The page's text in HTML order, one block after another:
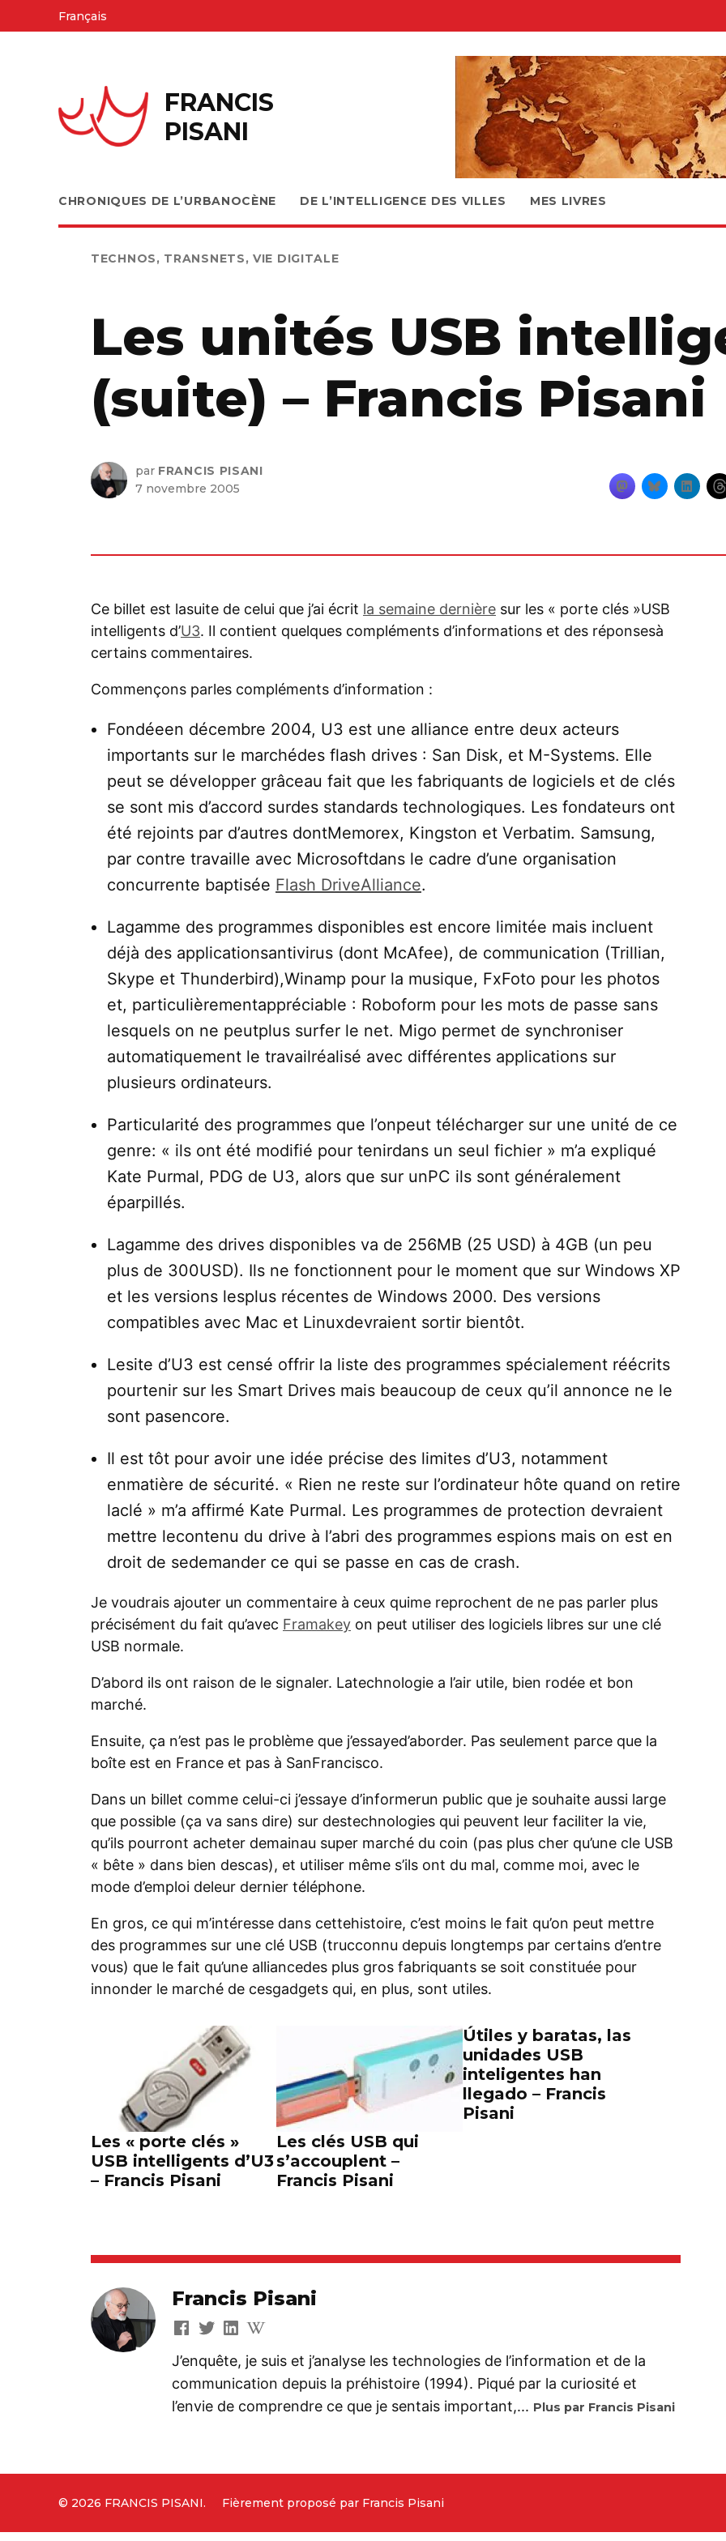
to
Français
FRANCIS
PISANI
CHRONIQUES DE L’URBANOCÈNE DE L’INTELLIGENCE DES VILLES MES LIVRES
PUBLIÉ
TECHNOS, TRANSNETS,VIE DIGITALE
Les unités USB
(suite) – Francis Pisani
par FRANCIS PISANI
7 novembre 2005
Ce billet est lasuite de celui que j’ai écrit la semaine dernière sur les « porte clés »USB
intelligents d’U3. Il contient quelques compléments d’informations et des réponsesà
certains commentaires.
Commençons parles compléments d’information :
Fondéeen décembre 2004, U3 est une alliance entre deux acteurs
importants sur le marchédes flash drives : San Disk, et M-Systems. Elle
peut se développer grâceau fait que les fabriquants de logiciels et de clés
se sont mis d’accord surdes standards technologiques. Les fondateurs ont
été rejoints par d’autres dontMemorex, Kingston et Verbatim. Samsung,
par contre travaille avec Microsoftdans le cadre d’une organisation
concurrente baptisée Flash DriveAlliance.
Lagamme des programmes disponibles est encore limitée mais incluent
déjà des applicationsantivirus (dont McAfee), de communication (Trillian,
Skype et Thunderbird),Winamp pour la musique, FxFoto pour les photos
et, particulièrementappréciable : Roboform pour les mots de passe sans
lesquels on ne peutplus surfer le net. Migo permet de synchroniser
automatiquement le travailréalisé avec différentes applications sur
plusieurs ordinateurs.
Particularité des programmes que l’onpeut télécharger sur une unité de ce
genre: « ils ont été modifié pour tenirdans un seul fichier » m’a expliqué
Kate Purmal, PDG de U3, alors que sur unPC ils sont généralement
éparpillés.
Lagamme des drives disponibles va de 256MB (25 USD) à 4GB (un peu
plus de 300USD). Ils ne fonctionnent pour le moment que sur Windows XP
et les versions lesplus récentes de Windows 2000. Des versions
compatibles avec Mac et Linuxdevraient sortir bientôt.
Lesite d’U3 est censé offrir la liste des programmes spécialement réécrits
pourtenir sur les Smart Drives mais beaucoup de ceux qu’il annonce ne le
sont pasencore.
Il est tôt pour avoir une idée précise des limites d’U3, notamment
enmatière de sécurité. « Rien ne reste sur l’ordinateur hôte quand on retire
laclé » m’a affirmé Kate Purmal. Les programmes de protection devraient
mettre lecontenu du drive à l’abri des programmes espions mais on est en
droit de sedemander ce qui se passe en cas de crash.
Je voudrais ajouter un commentaire à ceux quime reprochent de ne pas parler plus
précisément du fait qu’avec Framakey on peut utiliser des logiciels libres sur une clé
USB normale.
D’abord ils ont raison de le signaler. Latechnologie a l’air utile, bien rodée et bon
marché.
Ensuite, ça n’est pas le problème que j’essayed’aborder. Pas seulement parce que la
boîte est en France et pas à SanFrancisco.
Dans un billet comme celui-ci j’essaye d’informerun public que je souhaite aussi large
que possible (ça va sans dire) sur destechnologies qui peuvent leur faciliter la vie,
qu’ils pourront acheter demainau super marché du coin (pas plus cher qu’une cle USB
« bête » dans bien descas), et utiliser même s’ils ont du mal, comme moi, avec le
mode d’emploi deleur dernier téléphone.
En gros, ce qui m’intéresse dans cettehistoire, c’est moins le fait qu’on peut mettre
des programmes sur une clé USB (trucconnu depuis longtemps par certains d’entre
vous) que le fait qu’une alliancedes plus gros fabriquants se soit constituée pour
innonder le marché de cesgadgets qui, en plus, sont utiles.
Les « porte clés »
USB intelligents d’U3
– Francis Pisani
Les clés USB qui
s’accouplent –
Francis Pisani
Útiles y baratas, las
unidades USB
inteligentes han
llegado – Francis
Pisani
Francis Pisani
J’enquête, je suis et j’analyse les technologies de l’information et de la
communication depuis la préhistoire (1994). Piqué par la curiosité et
l’envie de comprendre ce que je sentais important,... Plus par Francis Pisani
© 2026 FRANCIS PISANI. Fièrement proposé par Francis Pisani